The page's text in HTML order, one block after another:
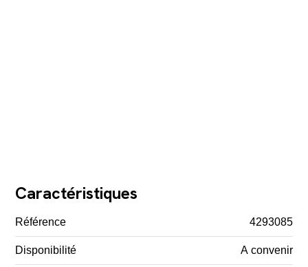
Caractéristiques
Référence 4293085
Disponibilité A convenir